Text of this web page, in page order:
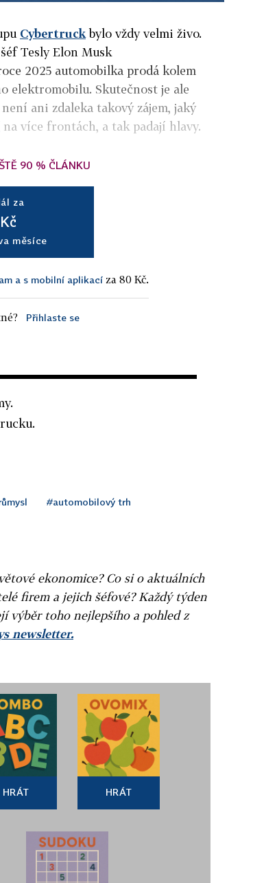
Cybertruckbylo vždy velmi živo.
Tesly Elon Musk
2025 automobilka prodá kolem
elektromobilu. Skutečnost je ale
ani zdaleka takový zájem, jaký
na více frontách, a tak padají hlavy.
90 % ČLÁNKU
za
měsíce
a s mobilní aplikací za 80 Kč.
Přihlaste se
#automobilový trh
ekonomice? Co si o aktuálních
firem a jejich šéfové? Každý týden
výběr toho nejlepšího a pohled z
newsletter.
HRÁT HRÁT